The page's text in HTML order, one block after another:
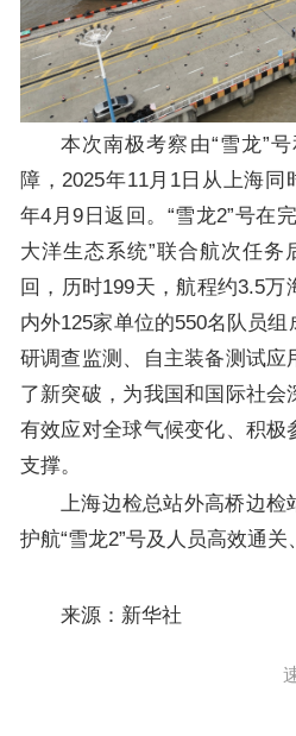
本次南极考察由“雪龙”
障，2025年11月1日从上海同
年4月9日返回。“雪龙2”号在
大洋生态系统”联合航次任务
回，历时199天，航程约3.5万
内外125家单位的550名队员
研调查监测、自主装备测试应
了新突破，为我国和国际社会
有效应对全球气候变化、积极
支撑。
上海边检总站外高桥边检
护航“雪龙2”号及人员高效通关
来源：新华社